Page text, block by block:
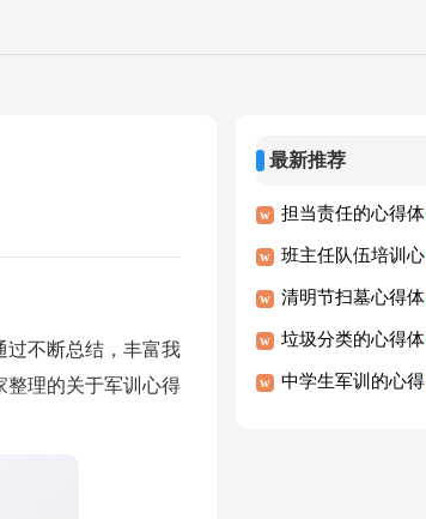
不断总结，丰富我
整理的关于军训心得
最新推荐
担当责任的心得体
会
班主任队伍培训心
得体会
清明节扫墓心得体
会
垃圾分类的心得体
会
中学生军训的心得